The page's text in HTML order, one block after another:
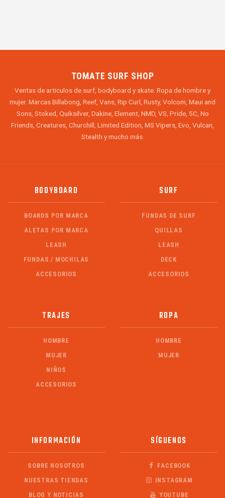
TOMATE SURF SHOP
Ventas de articulos de surf, bodyboard y skate. Ropa de hombre y
mujer. Marcas Billabong, Reef, Vans, Rip Curl, Rusty, Volcom, Maui and
Sons, Stoked, Quiksilver, Dakine, Element, NMD, VS, Pride, 5C, No
Friends, Creatures, Churchill, Limited Edition, MS Vipers, Evo, Vulcan,
Stealth y mucho más.
BODYBOARD
BOARDS POR MARCA
ALETAS POR MARCA
LEASH
FUNDAS / MOCHILAS
ACCESORIOS
SURF
FUNDAS DE SURF
QUILLAS
LEASH
DECK
ACCESORIOS
TRAJES
HOMBRE
MUJER
NIÑOS
ACCESORIOS
ROPA
HOMBRE
MUJER
INFORMACIÓN
SOBRE NOSOTROS
NUESTRAS TIENDAS
BLOG Y NOTICIAS
SÍGUENOS
FACEBOOK
INSTAGRAM
YOUTUBE